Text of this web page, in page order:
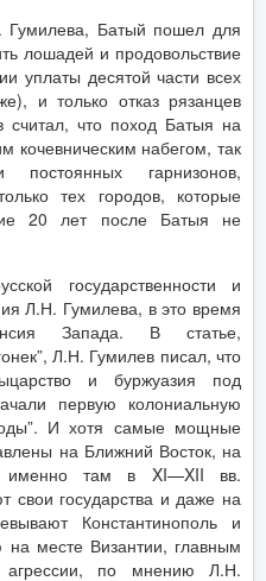
Батый пошел для
лошадей и продовольствие
уплаты десятой части всех
и только отказ рязанцев
что поход Батыя на
кочевническим набегом, так
гарнизонов,
тех городов, которые
20 лет после Батыя не
государственности и
Л.Н. Гумилева, в это время
Запада. В статье,
Л.Н. Гумилев писал, что
и буржуазия под
первую колониальную
И хотя самые мощные
на Ближний Восток, на
именно там в XI—XII вв.
свои государства и даже на
Константинополь и
месте Византии, главным
агрессии, по мнению Л.Н.